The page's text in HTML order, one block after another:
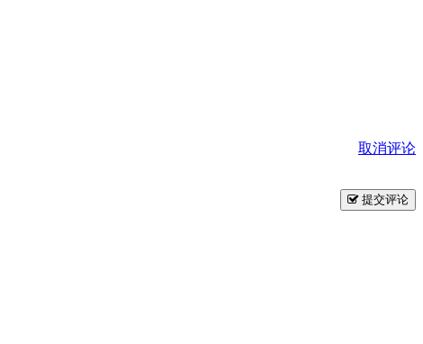
取消评论
提交评论